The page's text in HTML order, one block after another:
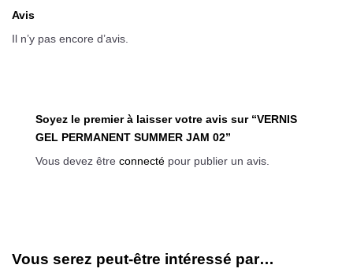
Avis
Il n’y pas encore d’avis.
Soyez le premier à laisser votre avis sur “VERNIS
GEL PERMANENT SUMMER JAM 02”
Vous devez être connecté pour publier un avis.
Vous serez peut-être intéressé par…